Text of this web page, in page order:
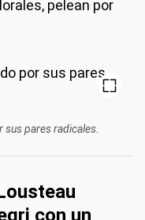
pelean por
pares radicales.
con un